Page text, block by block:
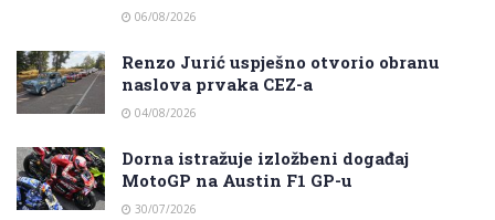
06/08/2026
Renzo Jurić uspješno otvorio obranu
naslova prvaka CEZ-a
04/08/2026
Dorna istražuje izložbeni događaj
MotoGP na Austin F1 GP-u
30/07/2026